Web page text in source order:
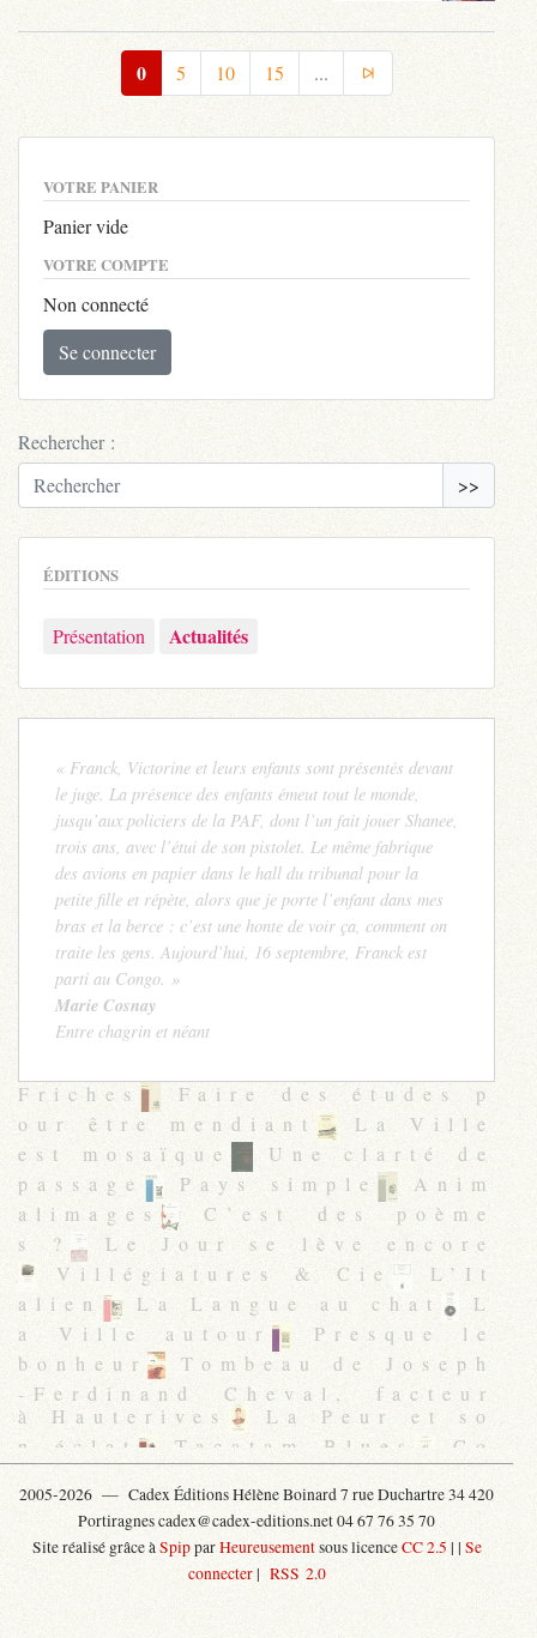
0 5 10 15 ...
VOTRE PANIER
Panier vide
VOTRE COMPTE
Non connecté
Se connecter
Rechercher :
>>
ÉDITIONS
Présentation Actualités
« Franck, Victorine et leurs enfants sont présentés devant
le juge. La présence des enfants émeut tout le monde,
jusqu’aux policiers de la PAF, dont l’un fait jouer Shanee,
trois ans, avec l’étui de son pistolet. Le même fabrique
des avions en papier dans le hall du tribunal pour la
petite fille et répète, alors que je porte l’enfant dans mes
bras et la berce : c’est une honte de voir ça, comment on
traite les gens. Aujourd’hui, 16 septembre, Franck est
parti au Congo. »
Marie Cosnay
Entre chagrin et néant
Friches
Faire des études p
our être mendiant
La Ville
est mosaïque
Une clarté de
passage
Pays simple
Anim
alimages
C’est des poème
s ?
Le Jour se lève encore
Villégiatures & Cie
L’It
alien
La Langue au chat
L
a Ville autour
Presque le
bonheur
Tombeau de Joseph
-Ferdinand Cheval, facteur
à Hauterives
La Peur et so
n éclat
Tacatam Blues
Co
érive, la trace
Casanova et
la belle Montpelliéraine
Encyclopédie cyclothymi
2005-2026 — Cadex Éditions Hélène Boinard 7 rue Duchartre 34 420
Portiragnes cadex@cadex-editions.net 04 67 76 35 70
Site réalisé grâce àSpipparHeureusementsous licenceCC 2.5 | | Se
connecter| RSS 2.0